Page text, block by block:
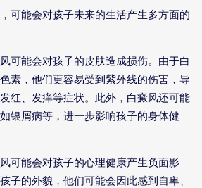
可能会对孩子未来的生活产生多方面的
可能会对孩子的皮肤造成损伤。由于白
素，他们更容易受到紫外线的伤害，导
红、发痒等症状。此外，白癜风还可能
银屑病等，进一步影响孩子的身体健
可能会对孩子的心理健康产生负面影
子的外貌，他们可能会因此感到自卑、